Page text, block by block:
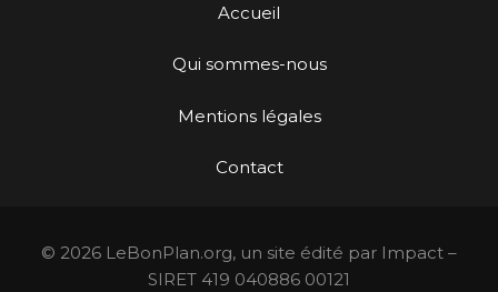
Accueil
Qui sommes-nous
Mentions légales
Contact
© 2026 LeBonPlan.org, un site édité par Impact –
SIRET 419 040886 00121